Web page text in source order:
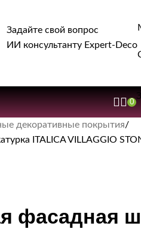
Задайте свой вопрос
ИИ консультанту Expert-Deco
0
декоративные покрытия
ITALICA VILLAGGIO
фасадная